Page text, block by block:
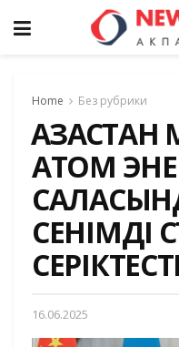
Home Без рубрики
АТОМ
СЕНІМДІ
16.06.2025